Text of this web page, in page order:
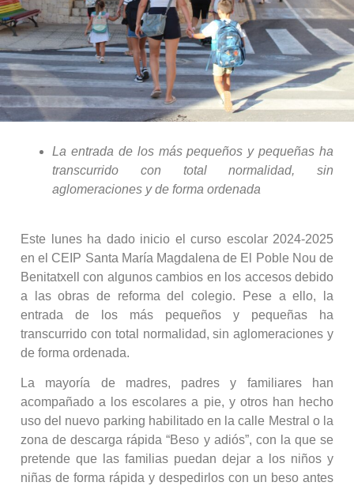
La entrada de los más pequeños y pequeñas ha
transcurrido con total normalidad, sin
aglomeraciones y de forma ordenada
Este lunes ha dado inicio el curso escolar 2024-2025
en el CEIP Santa María Magdalena de El Poble Nou de
Benitatxell con algunos cambios en los accesos debido
a las obras de reforma del colegio. Pese a ello, la
entrada de los más pequeños y pequeñas ha
transcurrido con total normalidad, sin aglomeraciones y
de forma ordenada.
La mayoría de madres, padres y familiares han
acompañado a los escolares a pie, y otros han hecho
uso del nuevo parking habilitado en la calle Mestral o la
zona de descarga rápida “Beso y adiós”, con la que se
pretende que las familias puedan dejar a los niños y
niñas de forma rápida y despedirlos con un beso antes